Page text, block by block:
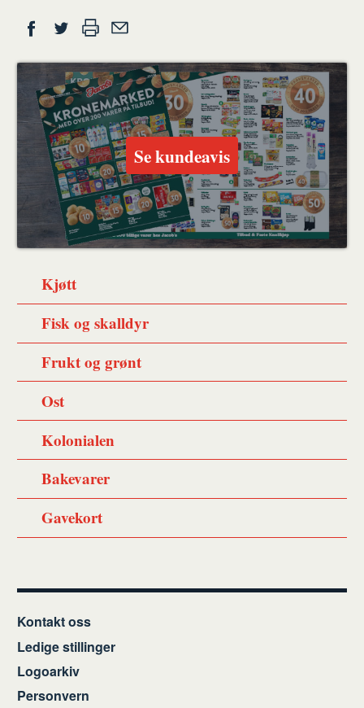
Del
på
Facebook
på
Twitter
ut en
venn
Se kundeavis
Kjøtt
Fisk og skalldyr
Frukt og grønt
Ost
Kolonialen
Bakevarer
Gavekort
Kontakt oss
Ledige stillinger
Logoarkiv
Personvern